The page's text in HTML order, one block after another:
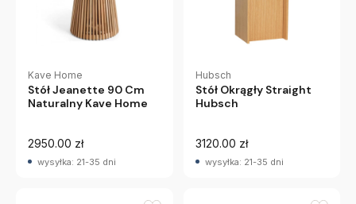
Kave Home
Stół Jeanette 90 Cm
Naturalny Kave Home
2950.00 zł
wysyłka: 21-35 dni
Hubsch
Stół Okrągły Straight
Hubsch
3120.00 zł
wysyłka: 21-35 dni